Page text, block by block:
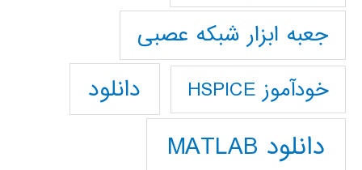
جعبه ابزار شبکه عصبی
خودآموز HSPICE دانلود
دانلود MATLAB